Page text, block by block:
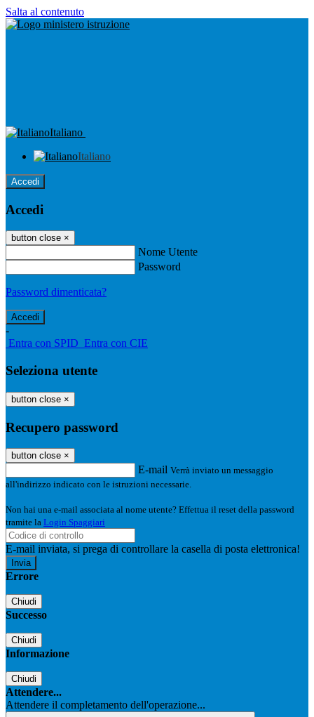
Salta al contenuto
Italiano
Italiano
Accedi
Accedi
button close ×
Nome Utente
Password
Password dimenticata?
-
Entra con SPID Entra con CIE
Seleziona utente
button close ×
Recupero password
button close ×
E-mail Verrà inviato un messaggio
all'indirizzo indicato con le istruzioni necessarie.
Non hai una e-mail associata al nome utente? Effettua il reset della password
tramite la Login Spaggiari
E-mail inviata, si prega di controllare la casella di posta elettronica!
Errore
Chiudi
Successo
Chiudi
Informazione
Chiudi
Attendere...
Attendere il completamento dell'operazione...